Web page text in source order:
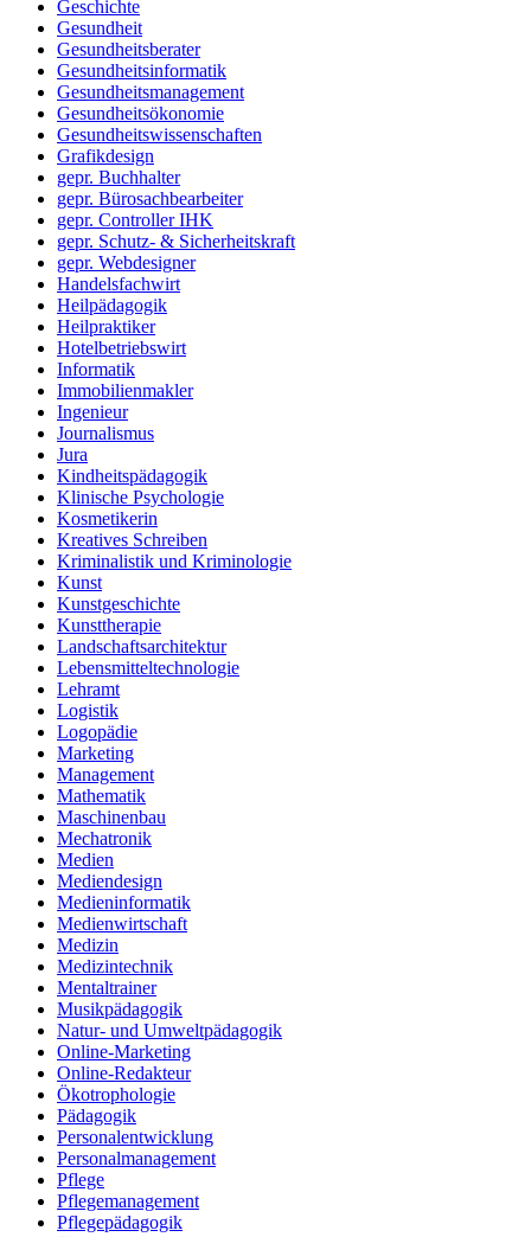
Geschichte
Gesundheit
Gesundheitsberater
Gesundheitsinformatik
Gesundheitsmanagement
Gesundheitsökonomie
Gesundheitswissenschaften
Grafikdesign
gepr. Buchhalter
gepr. Bürosachbearbeiter
gepr. Controller IHK
gepr. Schutz- & Sicherheitskraft
gepr. Webdesigner
Handelsfachwirt
Heilpädagogik
Heilpraktiker
Hotelbetriebswirt
Informatik
Immobilienmakler
Ingenieur
Journalismus
Jura
Kindheitspädagogik
Klinische Psychologie
Kosmetikerin
Kreatives Schreiben
Kriminalistik und Kriminologie
Kunst
Kunstgeschichte
Kunsttherapie
Landschaftsarchitektur
Lebensmitteltechnologie
Lehramt
Logistik
Logopädie
Marketing
Management
Mathematik
Maschinenbau
Mechatronik
Medien
Mediendesign
Medieninformatik
Medienwirtschaft
Medizin
Medizintechnik
Mentaltrainer
Musikpädagogik
Natur- und Umweltpädagogik
Online-Marketing
Online-Redakteur
Ökotrophologie
Pädagogik
Personalentwicklung
Personalmanagement
Pflege
Pflegemanagement
Pflegepädagogik